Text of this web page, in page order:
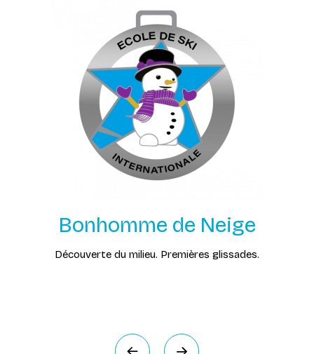
Bonhomme de Neige
Découverte du milieu. Premières glissades.